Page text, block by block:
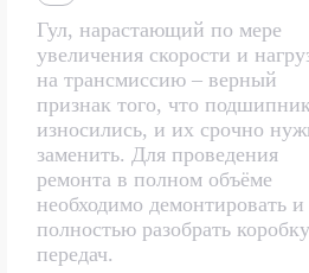
Гул, нарастающий по мере
увеличения скорости и
на трансмиссию – верный
признак того, что
износились, и их срочно
заменить. Для проведения
ремонта в полном объёме
необходимо демонтировать и
полностью разобрать коробку
передач.